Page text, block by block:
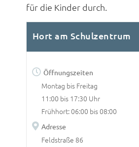
für die Kinder durch.
Hort am Schulzentrum
Öffnungszeiten
Montag bis Freitag
11:00 bis 17:30 Uhr
Frühhort: 06:00 bis 08:00
Adresse
Feldstraße 86